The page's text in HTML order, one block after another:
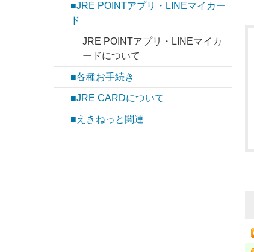
■JRE POINTアプリ・LINEマイカー
ド
JRE POINTアプリ・LINEマイカ
ードについて
■各種お手続き
■JRE CARDについて
■えきねっと関連